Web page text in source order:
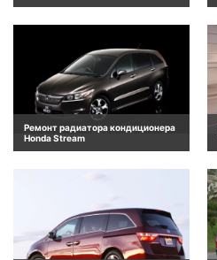
Ремонт радиатора кондиционера
Honda Stream